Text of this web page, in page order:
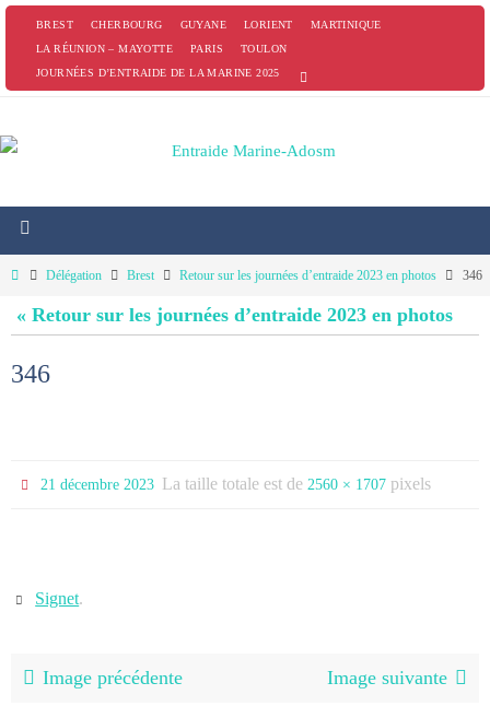
PasserBREST CHERBOURG GUYANE LORIENT
MARTINIQUE
LA RÉUNION – MAYOTTE
PARIS
TOULON
JOURNÉES D’ENTRAIDE DE LA MARINE 2025
HomeDélégation Brest Retour sur les journées d’entraide 2023 en photos 346
« Retour sur les journées d’entraide 2023 en photos
346
21 décembre 2023 La taille totale est de 2560 × 1707 pixels
Signet.
Image précédente Image suivante